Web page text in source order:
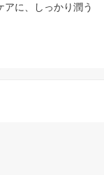
アに、しっかり潤う